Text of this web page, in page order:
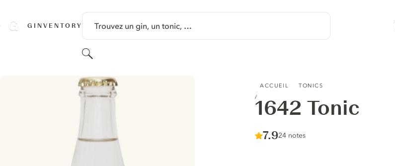
GINVENTORY Trouvez un gin, un tonic, …
Rechercher
ACCUEIL TONICS
1642 Tonic
Score :
7.9/ 10
24 notes